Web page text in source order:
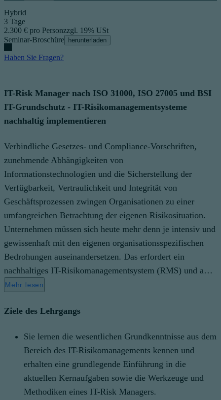
Hybrid
3 Tage
2.300 € pro Personzzgl. 19% USt
Seminar-Broschüre
herunterladen
Haben Sie Fragen?
IT-Risk Manager nach ISO 31000, ISO 27005 und BSI
IT-Grundschutz - IT-Risikomanagementsysteme
nachhaltig implementieren
Verbindliche Gesetzes- und Compliance-Vorschriften,
zunehmende Abhängigkeiten von
Informationstechnologien und die Sicherstellung der
Verfügbarkeit, Vertraulichkeit und Integrität von
Geschäftsprozessen zwingen Organisationen zu einer
umfangreichen Betrachtung der eigenen Risikosituation.
Unternehmen müssen sich heute mehr denn je intensiv und
gewissenhaft mit den eigenen organisationsspezifischen
Bedrohungen auseinandersetzen. Das erfordert ein
nachhaltiges IT-Risikomanagementsystem (RMS) und a…
Mehr lesen
Ziele des Lehrgangs
Sie lernen die wesentlichen Grundkenntnisse aus dem
Bereich des IT-Risikomanagements kennen und
erhalten eine grundlegende Einführung in die
aktuellen Kernaufgaben sowie die Werkzeuge und
Methodiken eines IT-Risk Managers.